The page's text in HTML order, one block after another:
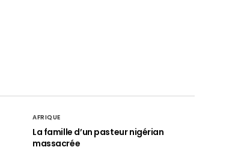
AFRIQUE
La famille d’un pasteur nigérian
massacrée